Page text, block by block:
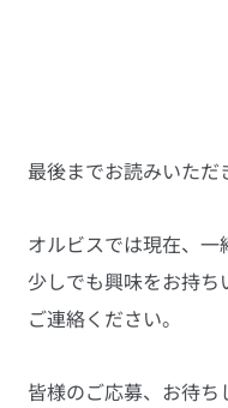
最後までお読みいただ
オルビスでは現在、一
少しでも興味をお持
ご連絡ください。
皆様のご応募、お待ち